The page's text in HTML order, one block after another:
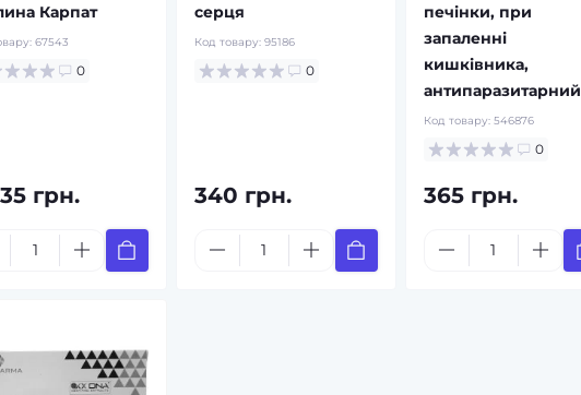
Карпат
67543
0
грн.
серця
Код товару: 95186
0
340 грн.
печінки, при
запаленні
кишківника,
антипаразитарний
Код товару: 546876
0
365 грн.